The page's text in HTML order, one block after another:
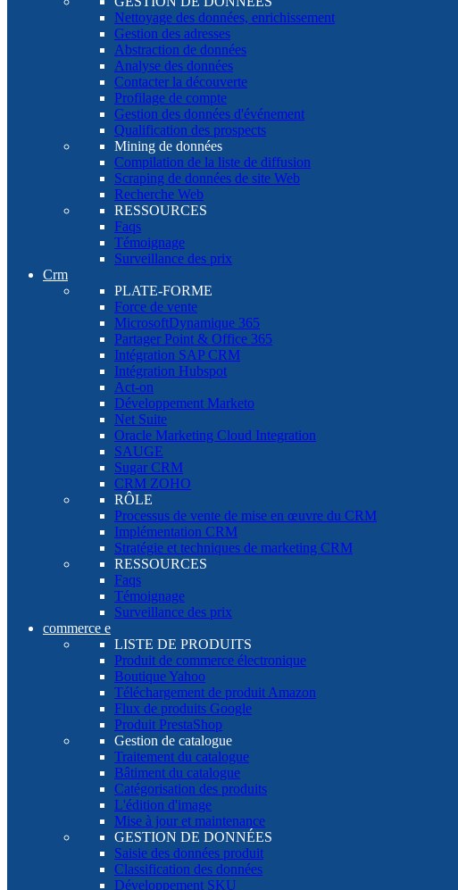
Nettoyage des données, enrichissement
Gestion des adresses
Abstraction de données
Analyse des données
Contacter la découverte
Profilage de compte
Gestion des données d'événement
Qualification des prospects
Mining de données
Compilation de la liste de diffusion
Scraping de données de site Web
Recherche Web
RESSOURCES
Faqs
Témoignage
Surveillance des prix
Crm
PLATE-FORME
Force de vente
MicrosoftDynamique 365
Partager Point & Office 365
Intégration SAP CRM
Intégration Hubspot
Act-on
Développement Marketo
Net Suite
Oracle Marketing Cloud Integration
SAUGE
Sugar CRM
CRM ZOHO
RÔLE
Processus de vente de mise en œuvre du CRM
Implémentation CRM
Stratégie et techniques de marketing CRM
RESSOURCES
Faqs
Témoignage
Surveillance des prix
commerce e
LISTE DE PRODUITS
Produit de commerce électronique
Boutique Yahoo
Téléchargement de produit Amazon
Flux de produits Google
Produit PrestaShop
Gestion de catalogue
Traitement du catalogue
Bâtiment du catalogue
Catégorisation des produits
L'édition d'image
Mise à jour et maintenance
GESTION DE DONNÉES
Saisie des données produit
Classification des données
Développement SKU